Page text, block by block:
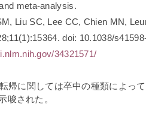
meta-analysis.
Liu SC, Lee CC, Chien MN,
doi: 10.1038/
34321571/
帰に関しては卒中の種類によっ
唆された。